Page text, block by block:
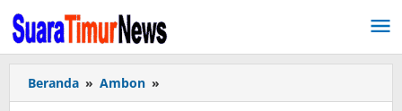
Lewati
ke
konten
Beranda » Ambon »
Airports